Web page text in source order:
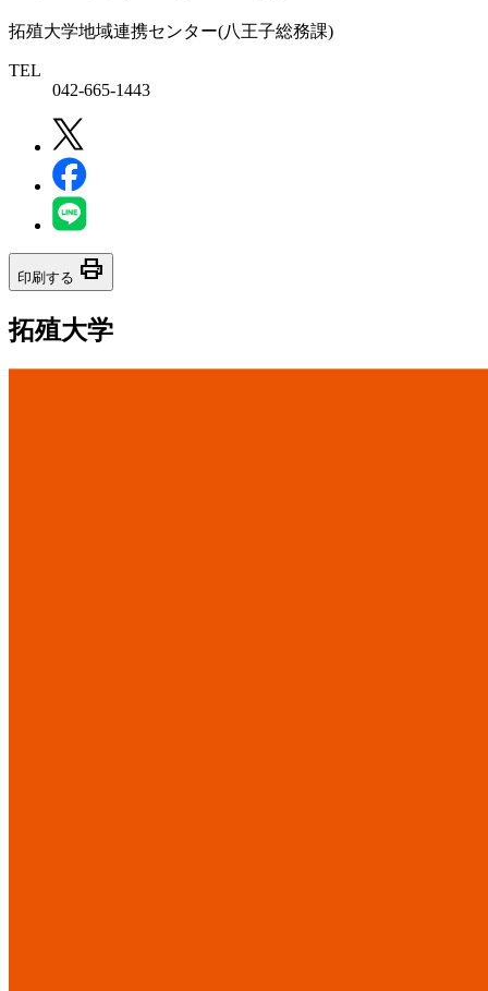
拓殖大学地域連携センター(八王子総務課)
TEL
042-665-1443
印刷する print
拓殖大学